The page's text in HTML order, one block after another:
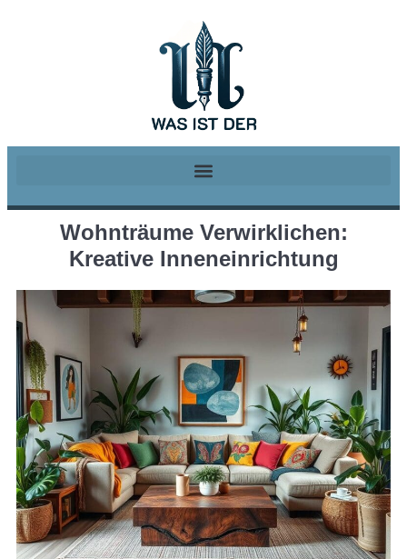
Wohnträume Verwirklichen:
Kreative Inneneinrichtung